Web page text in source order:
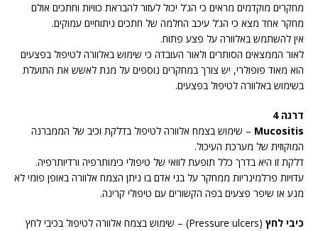
מחקרים מוקדמים מראים כי הג’ל יכול לעזור להבראת כוויות וחתכים אולם
מחקר אחד מצא כי הג’ל עיכב החלמה של חתכים ניתוחיים עמוקים.
אין להשתמש באלוורה על פצע פתוח.
לאור הממצאים הסותרים ולאור העובדה כי שימוש באלוורה לטיפול בפצעים
הוא מאוד פופולרי, יש צורך במחקרים נוספים על מנת לאשש את התועלת
בשימוש באלוורה לטיפול בפצעים.
דרגה 4
Mucositis – שימוש בצמח אלוורה לטיפול בדלקת וכיב של הממברנה
המוקוזית של מערכת העיכול.
דלקת זו היא בדרך כלל תופעת לוואי של טיפולי כימותרפיה ורדיותרפיה.
עדויות פרלמינריות ממחקר על בני אדם בו ניתן הצמח אלוורה באופן פומי לא
מנע או שיפר פצעים בפה הקשורים עם טיפולי קרינה.
כיבי לחץ (Pressure ulcers) – שימוש בצמח אלוורה לטיפול בכיבי לחץ